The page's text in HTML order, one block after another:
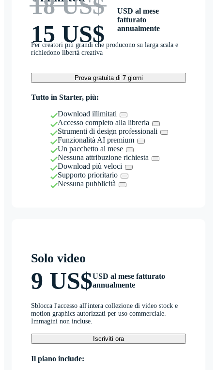
18 US$
15 US$
USD al mese
fatturato
annualmente
Per creatori più grandi che producono su larga scala e
richiedono libertà creativa
Prova gratuita di 7 giorni
Tutto in Starter, più:
Download illimitati
Accesso completo alla libreria
Strumenti di design professionali
Funzionalità AI premium
Un pacchetto al mese
Nessuna attribuzione richiesta
Download più veloci
Supporto prioritario
Nessuna pubblicità
Solo video
9 US$USD al mese fatturato
annualmente
Sblocca l'accesso all'intera collezione di video stock e
motion graphics autorizzati per uso commerciale.
Immagini non incluse.
Iscriviti ora
Il piano include: